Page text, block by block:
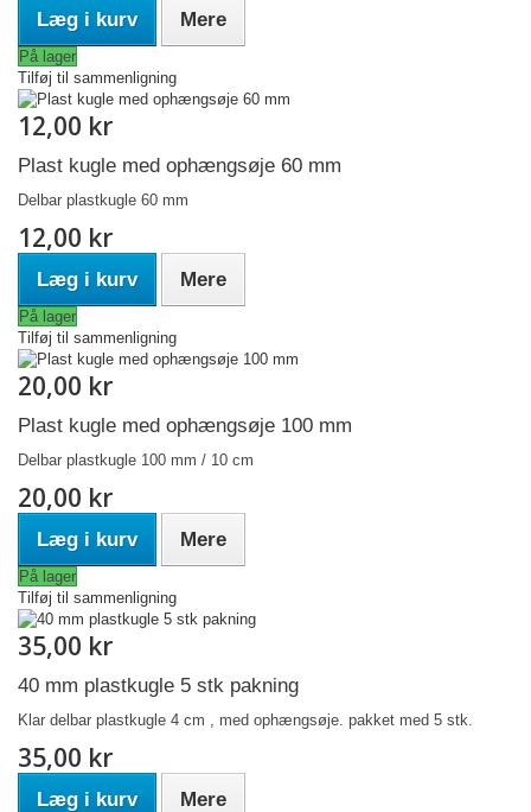
Læg i kurv Mere
På lager
Tilføj til sammenligning
12,00 kr
Plast kugle med ophængsøje 60 mm
Delbar plastkugle 60 mm
12,00 kr
Læg i kurv Mere
På lager
Tilføj til sammenligning
20,00 kr
Plast kugle med ophængsøje 100 mm
Delbar plastkugle 100 mm / 10 cm
20,00 kr
Læg i kurv Mere
På lager
Tilføj til sammenligning
35,00 kr
40 mm plastkugle 5 stk pakning
Klar delbar plastkugle 4 cm , med ophængsøje. pakket med 5 stk.
35,00 kr
Læg i kurv Mere